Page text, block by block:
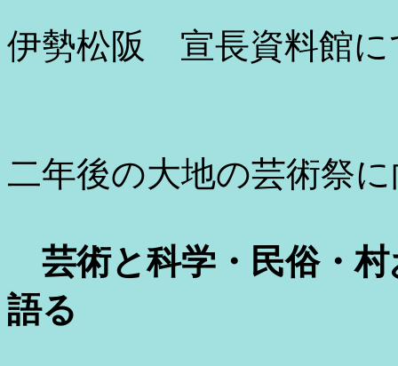
伊勢松阪 宣長
二年後の大地の芸術祭
芸術と科学・民俗・
語る